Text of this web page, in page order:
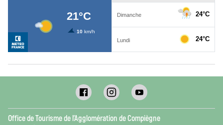
Office de Tourisme de l’Agglomération de Compiègne